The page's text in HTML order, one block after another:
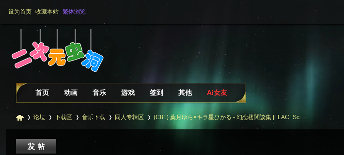
设为首页 收藏本站 繁体浏览
首页 动画 音乐 游戏 签到 其他 Ai女友
论坛 下载区 音乐下载 同人专辑区 (C81) 葉月ゆら×キラ星ひかる - 幻恋楼閣談集 [FLAC+Sc ...